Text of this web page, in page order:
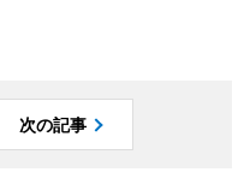
次の記事